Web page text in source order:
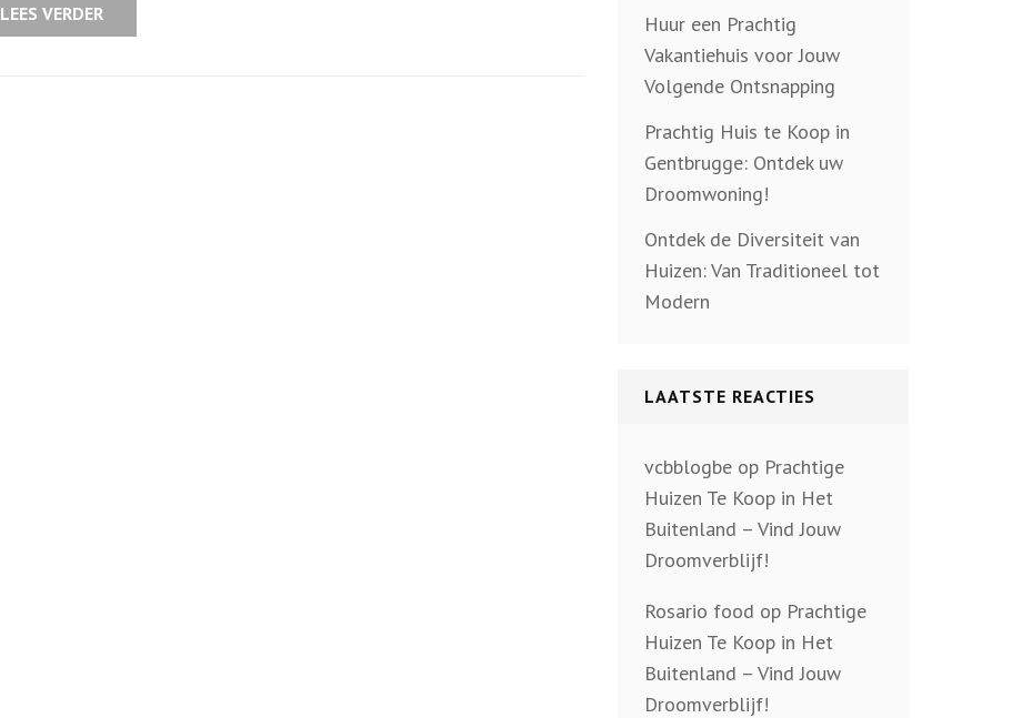
LEES VERDER
Huur een Prachtig
Vakantiehuis voor Jouw
Volgende Ontsnapping
Prachtig Huis te Koop in
Gentbrugge: Ontdek uw
Droomwoning!
Ontdek de Diversiteit van
Huizen: Van Traditioneel tot
Modern
LAATSTE REACTIES
vcbblogbeop Prachtige
Huizen Te Koop in Het
Buitenland – Vind Jouw
Droomverblijf!
Rosario food op Prachtige
Huizen Te Koop in Het
Buitenland – Vind Jouw
Droomverblijf!